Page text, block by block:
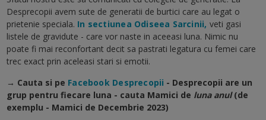
Desprecopii avem sute de generatii de burtici care au legat o
prietenie speciala. In sectiunea Odiseea Sarcinii, veti gasi
listele de gravidute - care vor naste in aceeasi luna. Nimic nu
poate fi mai reconfortant decit sa pastrati legatura cu femei care
trec exact prin aceleasi stari si emotii.
→ Cauta si pe Facebook Desprecopii - Desprecopii are un
grup pentru fiecare luna - cauta Mamici de luna anul (de
exemplu - Mamici de Decembrie 2023)